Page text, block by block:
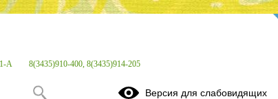
А 8(3435)910-400, 8(3435)914-205
Версия для слабовидящих